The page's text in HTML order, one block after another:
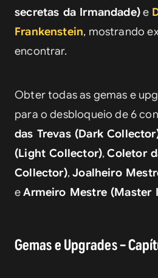
secretas da Irmandade) e
Frankenstein, mostrando
encontrar.
Obter todas as gemas e
para o desbloqueio de 6
das Trevas (Dark
(Light Collector), Coletor
Collector), Joalheiro
e Armeiro Mestre (Master
Gemas e Upgrades –